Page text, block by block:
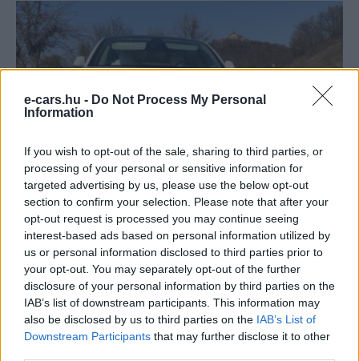
e-cars.hu - Do Not Process My Personal
Information
If you wish to opt-out of the sale, sharing to third parties, or
processing of your personal or sensitive information for
targeted advertising by us, please use the below opt-out
section to confirm your selection. Please note that after your
opt-out request is processed you may continue seeing
interest-based ads based on personal information utilized by
us or personal information disclosed to third parties prior to
your opt-out. You may separately opt-out of the further
disclosure of your personal information by third parties on the
IAB’s list of downstream participants. This information may
also be disclosed by us to third parties on the IAB’s List of
Downstream Participants that may further disclose it to other
Magyarország
Ingyenes parkolás zöld rendszámmal
Magyarországon
e-cars.hu - 2020-08-22 10 hozzászólás